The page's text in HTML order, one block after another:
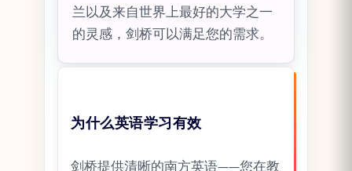
兰以及来自世界上最好的大学之一
的灵感，剑桥可以满足您的需求。
为什么英语学习有效
剑桥提供清晰的南方英语——您在教